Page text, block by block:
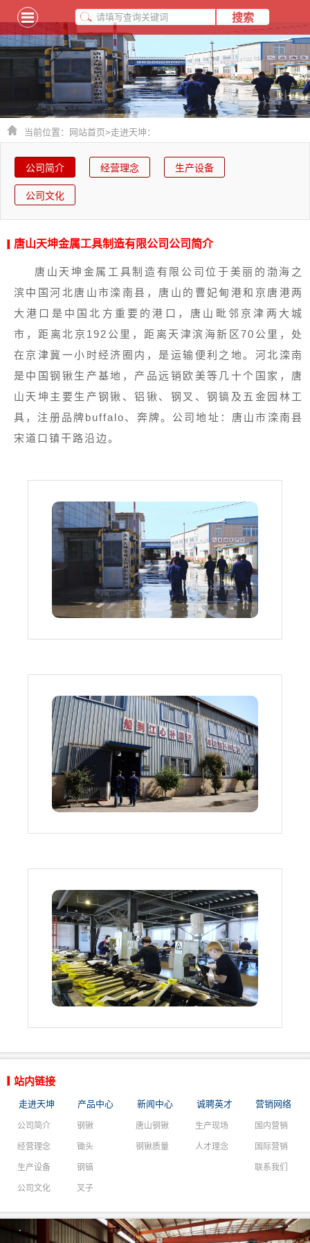
当前位置： 网站首页>走进天坤：
公司简介 经营理念 生产设备
公司文化
唐山天坤金属工具制造有限公司公司简介
唐山天坤金属工具制造有限公司位于美丽的渤海之
滨中国河北唐山市滦南县，唐山的曹妃甸港和京唐港两
大港口是中国北方重要的港口，唐山毗邻京津两大城
市，距离北京192公里，距离天津滨海新区70公里，处
在京津冀一小时经济圈内，是运输便利之地。河北滦南
是中国钢锹生产基地，产品远销欧美等几十个国家，唐
山天坤主要生产钢锹、铝锹、钢叉、钢镐及五金园林工
具，注册品牌buffalo、奔牌。公司地址：唐山市滦南县
宋道口镇干路沿边。
站内链接
走进天坤
公司简介
经营理念
生产设备
公司文化
产品中心
钢锹
锄头
钢镐
叉子
新闻中心
唐山钢锹
钢锹质量
诚聘英才
生产现场
人才理念
营销网络
国内营销
国际营销
联系我们